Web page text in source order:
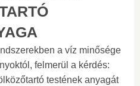
a víz minősége
felmerül a kérdés:
testének anyagát